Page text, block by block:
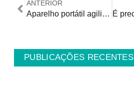
ANTERIOR
Aparelho portátil agiliza diagnóstico de apneia
PUBLICAÇÕES RECENTES